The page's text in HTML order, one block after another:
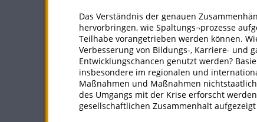
Das Verständnis der genauen
hervorbringen, wie Spaltungs¬prozesse
Teilhabe vorangetrieben werden können.
Verbesserung von Bildungs-, Karriere- und
Entwicklungschancen genutzt werden?
insbesondere im regionalen und
Maßnahmen und Maßnahmen
des Umgangs mit der Krise erforscht
gesellschaftlichen Zusammenhalt